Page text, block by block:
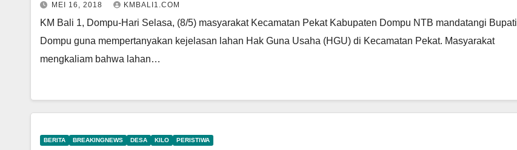
MEI 16, 2018 KMBALI1.COM
KM Bali 1, Dompu-Hari Selasa, (8/5) masyarakat Kecamatan Pekat Kabupaten Dompu NTB mandatangi Bupati
Dompu guna mempertanyakan kejelasan lahan Hak Guna Usaha (HGU) di Kecamatan Pekat. Masyarakat
mengkaliam bahwa lahan…
BERITA BREAKINGNEWS DESA KILO PERISTIWA